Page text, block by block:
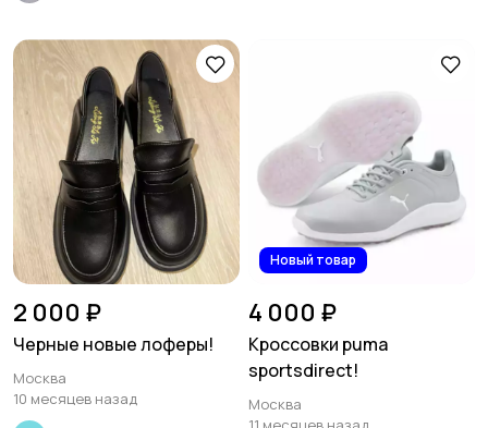
2 000 ₽
Черные новые лоферы!
Москва
10 месяцев назад
Новый товар
4 000 ₽
Кроссовки puma
sportsdirect!
Москва